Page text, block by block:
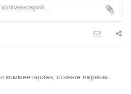
комментариев, станьте первым.